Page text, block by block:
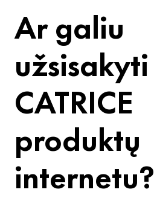
Ar galiu
užsisakyti
CATRICE
produktų
internetu?